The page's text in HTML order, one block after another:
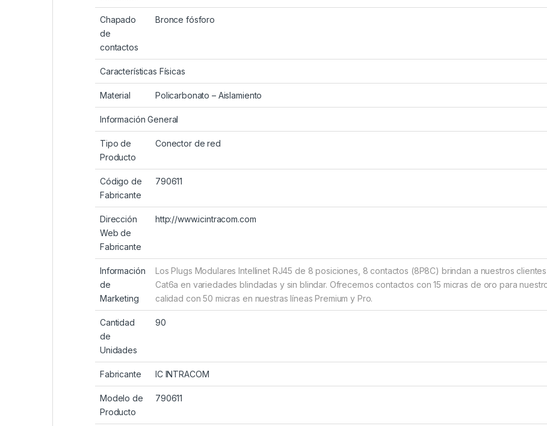
Chapado
de
contactos
Bronce fósforo
Características Físicas
Material Policarbonato – Aislamiento
Información General
Tipo de
Producto
Conector de red
Código de
Fabricante
790611
Dirección
Web de
Fabricante
http://www.icintracom.com
Información
de
Marketing
Los Plugs Modulares Intellinet RJ45 de 8 posiciones, 8 contactos (8P8C) brindan a nuestros
Cat6a en variedades blindadas y sin blindar. Ofrecemos contactos con 15 micras de oro para
calidad con 50 micras en nuestras líneas Premium y Pro.
Cantidad
de
Unidades
90
Fabricante IC INTRACOM
Modelo de
Producto
790611